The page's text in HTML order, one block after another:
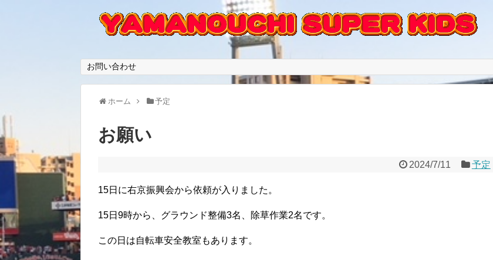
お問い合わせ
ホーム 予定
お願い
2024/7/11 予定
15日に右京振興会から依頼が入りました。
15日9時から、グラウンド整備3名、除草作業2名です。
この日は自転車安全教室もあります。